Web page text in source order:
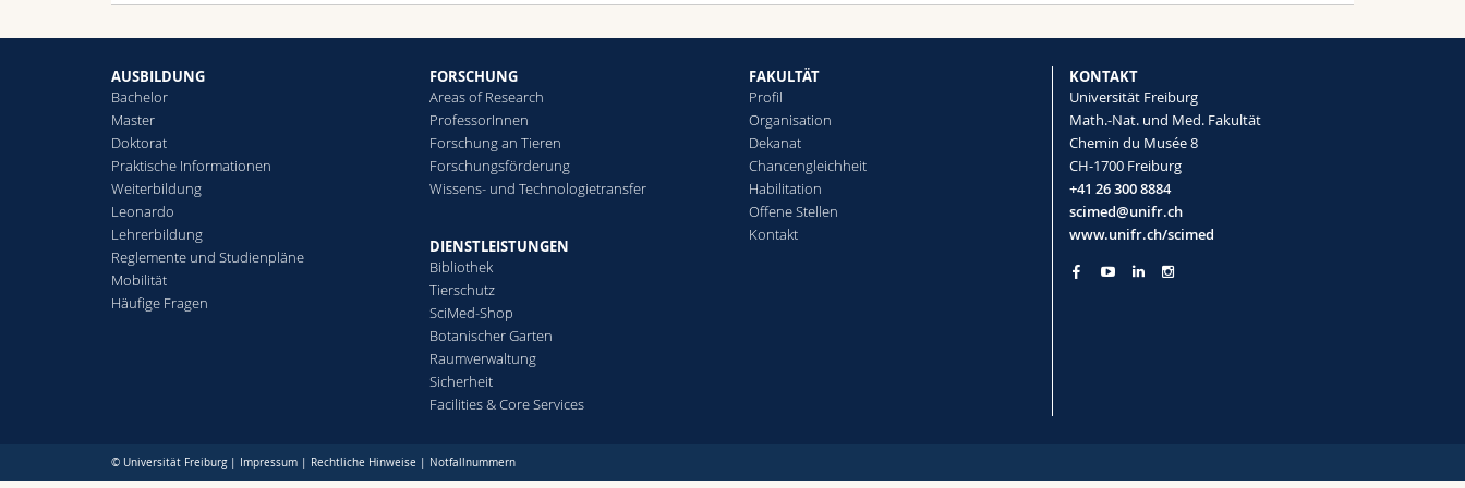
AUSBILDUNG
Bachelor
Master
Doktorat
Praktische Informationen
Weiterbildung
Leonardo
Lehrerbildung
Reglemente und Studienpläne
Mobilität
Häufige Fragen
FORSCHUNG
Areas of Research
ProfessorInnen
Forschung an Tieren
Forschungsförderung
Wissens- und Technologietransfer
DIENSTLEISTUNGEN
Bibliothek
Tierschutz
SciMed-Shop
Botanischer Garten
Raumverwaltung
Sicherheit
Facilities & Core Services
FAKULTÄT
Profil
Organisation
Dekanat
Chancengleichheit
Habilitation
Offene Stellen
Kontakt
KONTAKT
Universität Freiburg
Math.-Nat. und Med. Fakultät
Chemin du Musée 8
CH-1700 Freiburg
+41 26 300 8884
scimed@unifr.ch
www.unifr.ch/scimed
© Universität Freiburg | Impressum Rechtliche Hinweise Notfallnummern